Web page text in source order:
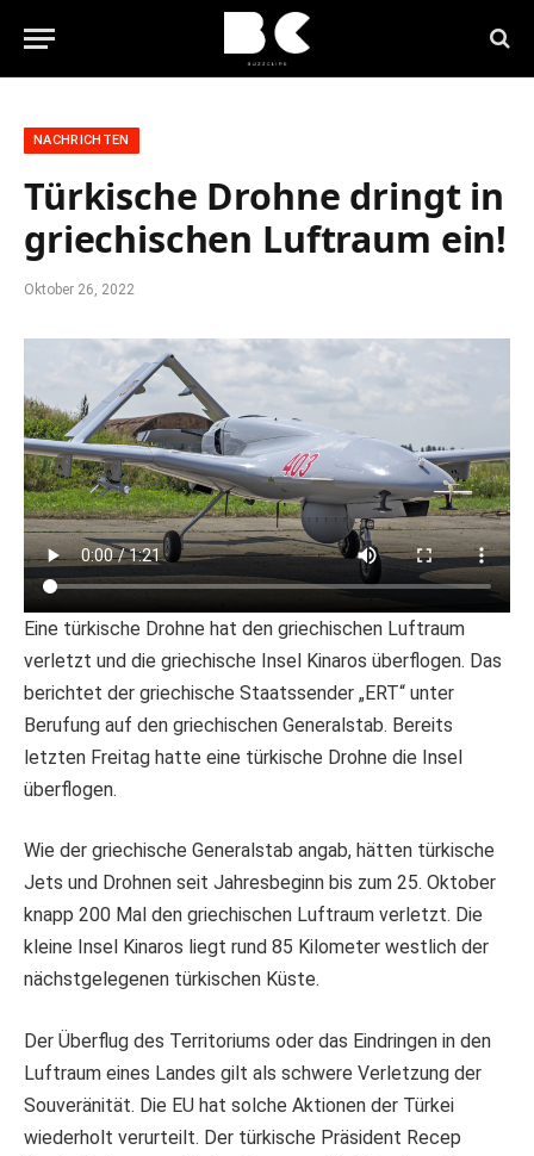
NACHRICHTEN
Türkische Drohne dringt in
griechischen Luftraum ein!
Oktober 26, 2022
Eine türkische Drohne hat den griechischen Luftraum
verletzt und die griechische Insel Kinaros überflogen. Das
berichtet der griechische Staatssender „ERT“ unter
Berufung auf den griechischen Generalstab. Bereits
letzten Freitag hatte eine türkische Drohne die Insel
überflogen.
Wie der griechische Generalstab angab, hätten türkische
Jets und Drohnen seit Jahresbeginn bis zum 25. Oktober
knapp 200 Mal den griechischen Luftraum verletzt. Die
kleine Insel Kinaros liegt rund 85 Kilometer westlich der
nächstgelegenen türkischen Küste.
Der Überflug des Territoriums oder das Eindringen in den
Luftraum eines Landes gilt als schwere Verletzung der
Souveränität. Die EU hat solche Aktionen der Türkei
wiederholt verurteilt. Der türkische Präsident Recep